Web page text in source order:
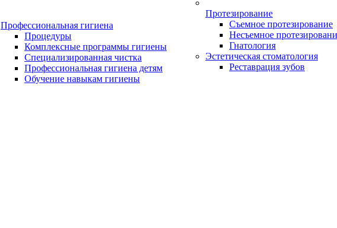
Профессиональная гигиена
Процедуры
Комплексные программы гигиены
Специализированная чистка
Профессиональная гигиена детям
Обучение навыкам гигиены
Протезирование
Съемное протезирование
Несъемное
Гнатология
Эстетическая стоматология
Реставрация зубов